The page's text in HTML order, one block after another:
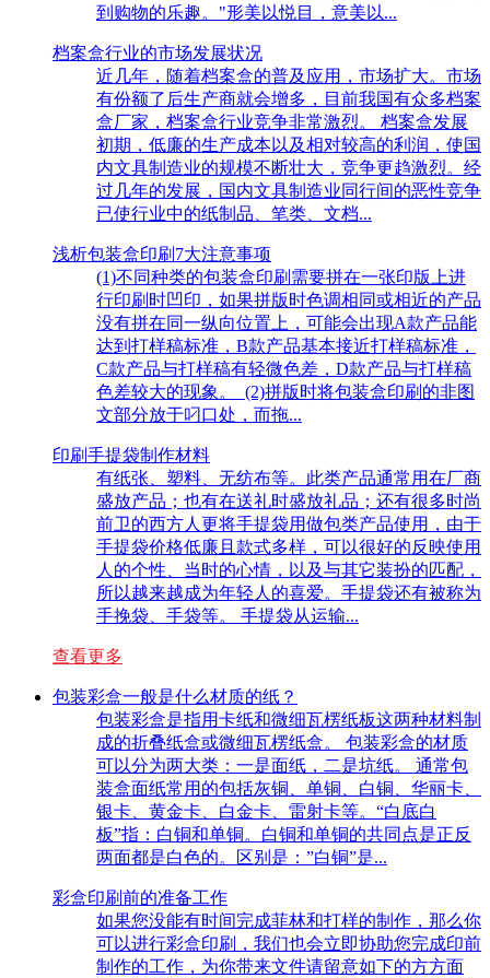
到购物的乐趣。"形美以悦目，意美以...
档案盒行业的市场发展状况
近几年，随着档案盒的普及应用，市场扩大。市场
有份额了后生产商就会增多，目前我国有众多档案
盒厂家，档案盒行业竞争非常激烈。 档案盒发展
初期，低廉的生产成本以及相对较高的利润，使国
内文具制造业的规模不断壮大，竞争更趋激烈。经
过几年的发展，国内文具制造业同行间的恶性竞争
已使行业中的纸制品、笔类、文档...
浅析包装盒印刷7大注意事项
(1)不同种类的包装盒印刷需要拼在一张印版上进
行印刷时凹印，如果拼版时色调相同或相近的产品
没有拼在同一纵向位置上，可能会出现A款产品能
达到打样稿标准，B款产品基本接近打样稿标准，
C款产品与打样稿有轻微色差，D款产品与打样稿
色差较大的现象。 (2)拼版时将包装盒印刷的非图
文部分放于叼口处，而拖...
印刷手提袋制作材料
有纸张、塑料、无纺布等。此类产品通常用在厂商
盛放产品；也有在送礼时盛放礼品；还有很多时尚
前卫的西方人更将手提袋用做包类产品使用，由于
手提袋价格低廉且款式多样，可以很好的反映使用
人的个性、当时的心情，以及与其它装扮的匹配，
所以越来越成为年轻人的喜爱。手提袋还有被称为
手挽袋、手袋等。 手提袋从运输...
查看更多
包装彩盒一般是什么材质的纸？
包装彩盒是指用卡纸和微细瓦楞纸板这两种材料制
成的折叠纸盒或微细瓦楞纸盒。 包装彩盒的材质
可以分为两大类：一是面纸，二是坑纸。 通常包
装盒面纸常用的包括灰铜、单铜、白铜、华丽卡、
银卡、黄金卡、白金卡、雷射卡等。“白底白
板”指：白铜和单铜。白铜和单铜的共同点是正反
两面都是白色的。区别是：”白铜”是...
彩盒印刷前的准备工作
如果您没能有时间完成菲林和打样的制作，那么你
可以进行彩盒印刷，我们也会立即协助您完成印前
制作的工作，为你带来文件请留意如下的方方面